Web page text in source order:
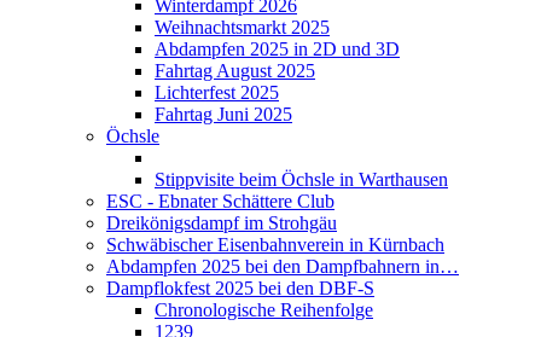
Winterdampf 2026
Weihnachtsmarkt 2025
Abdampfen 2025 in 2D und 3D
Fahrtag August 2025
Lichterfest 2025
Fahrtag Juni 2025
Öchsle
Stippvisite beim Öchsle in Warthausen
ESC - Ebnater Schättere Club
Dreikönigsdampf im Strohgäu
Schwäbischer Eisenbahnverein in Kürnbach
Abdampfen 2025 bei den Dampfbahnern in…
Dampflokfest 2025 bei den DBF-S
Chronologische Reihenfolge
1239